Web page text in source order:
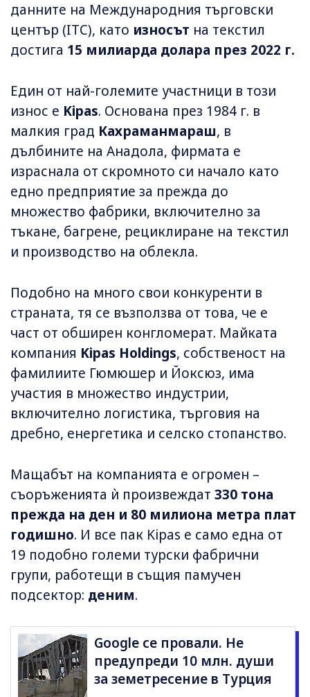
данните на Международния търговски
център (ITC), като износът на текстил
достига 15 милиарда долара през 2022 г.
Един от най-големите участници в този
износ е Kipas. Основана през 1984 г. в
малкия град Кахраманмараш, в
дълбините на Анадола, фирмата е
израснала от скромното си начало като
едно предприятие за прежда до
множество фабрики, включително за
тъкане, багрене, рециклиране на текстил
и производство на облекла.
Подобно на много свои конкуренти в
страната, тя се възползва от това, че е
част от обширен конгломерат. Майката
компания Kipas Holdings, собственост на
фамилиите Гюмюшер и Йоксюз, има
участия в множество индустрии,
включително логистика, търговия на
дребно, енергетика и селско стопанство.
Мащабът на компанията е огромен –
съоръженията ѝ произвеждат 330 тона
прежда на ден и 80 милиона метра плат
годишно. И все пак Kipas е само една от
19 подобно големи турски фабрични
групи, работещи в същия памучен
подсектор: деним.
Google се провали. Не
предупреди 10 млн. души
за земетресение в Турция